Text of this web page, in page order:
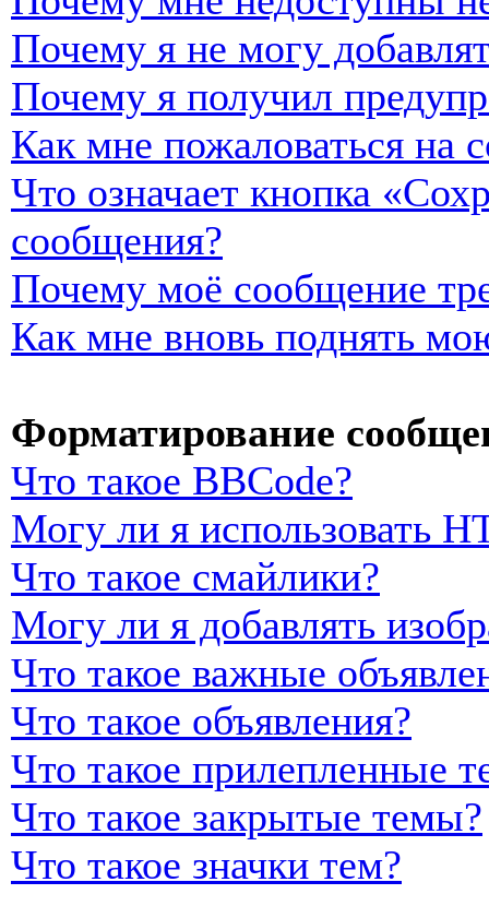
Почему я не могу
Почему я получил
Как мне пожаловаться на
Что означает кнопка
сообщения?
Почему моё сообщение
Как мне вновь поднять
Форматирование
Что такое BBCode?
Могу ли я использовать
Что такое смайлики?
Могу ли я добавлять
Что такое важные
Что такое объявления?
Что такое прилепленные
Что такое закрытые темы?
Что такое значки тем?